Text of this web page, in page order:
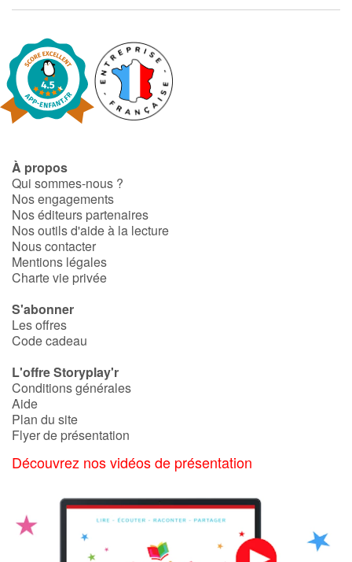
Documentaires
En famille
Quotidien et loisirs
À l'école
Fêtes et évènements
Amour et amitié
Sujets de société
Émotions et sentiments
Formats et illustrations
Catalogue anglais
Contraste +
Accueil
À propos
Qui sommes-nous ?
Nos engagements
Nos éditeurs partenaires
Nos outils d'aide à la lecture
Nous contacter
Mentions légales
Charte vie privée
S'abonner
Les offres
Code cadeau
L'offre Storyplay'r
Conditions générales
Aide
Plan du site
Flyer de présentation
Découvrez nos vidéos de présentation